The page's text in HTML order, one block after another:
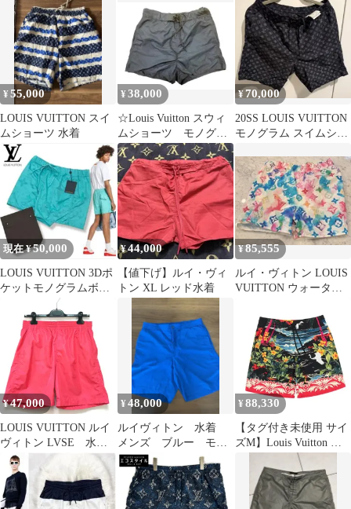
グラムボードショー
ツ CA36929 サイズ
XS ターコイズブル
ー エメラルドグリー
¥55,000
LOUIS VUITTON スイ
ムショーツ 水着
¥38,000
☆Louis Vuitton スウィ
ムショーツ モノグラ
ム柄 ネイビー Mサ
イズ
¥ 70,000
20SS LOUIS VUITTON
モノグラム スイムショ
現在 ¥50,000
LOUIS VUITTON 3Dポ
ケットモノグラムボー
ドショーツルイヴィト
ン水着
¥44,000
【値下げ】ルイ・ヴィ
トン XL レッド水着
¥85,555
ルイ・ヴィトン LOUIS
VUITTON ウォーター
¥47,000
LOUIS VUITTON ルイ
ヴィトン LVSE 水着
シグネチャー モノグラ
ム ウォーターボート シ
ョーツ モノグラム ジャ
カード ピンク スイム
¥48,000
ルイヴィトン 水着
メンズ ブルー モノ
グラム スイムパン
ツ L
¥ 88,330
【タグ付き未使用 サイ
ズM】Louis Vuitton ル
イヴィトン モノグラム
ショーツ スイムウェア
東海オンエア 防水バッ
グ付き 定価13.8万